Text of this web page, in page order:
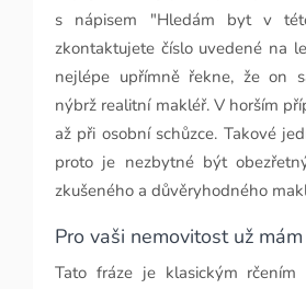
s nápisem "Hledám byt v
zkontaktujete číslo uvedené na
nejlépe upřímně řekne, že on
nýbrž realitní makléř. V horším
až při osobní schůzce. Takové
proto je nezbytné být
zkušeného a důvěryhodného
Pro vaši nemovitost už
Tato fráze je klasickým rčením